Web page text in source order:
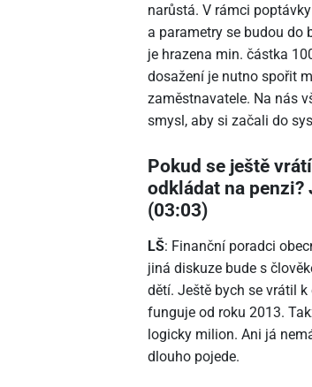
narůstá. V rámci
a parametry se budou do
je hrazena min. částka
dosažení je nutno spořit
zaměstnavatele. Na nás
smysl, aby si začali do
Pokud se ještě
odkládat na penzi?
(03:03)
LŠ: Finanční poradci
jiná diskuze bude s
dětí. Ještě bych se vrátil
funguje od roku 2013.
logicky milion. Ani já
dlouho pojede.